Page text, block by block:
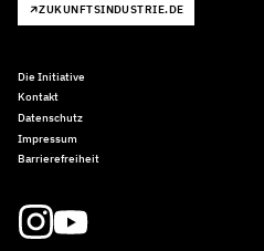
ZUKUNFTSINDUSTRIE.DE
Die Initiative
Kontakt
Datenschutz
Impressum
Barrierefreiheit